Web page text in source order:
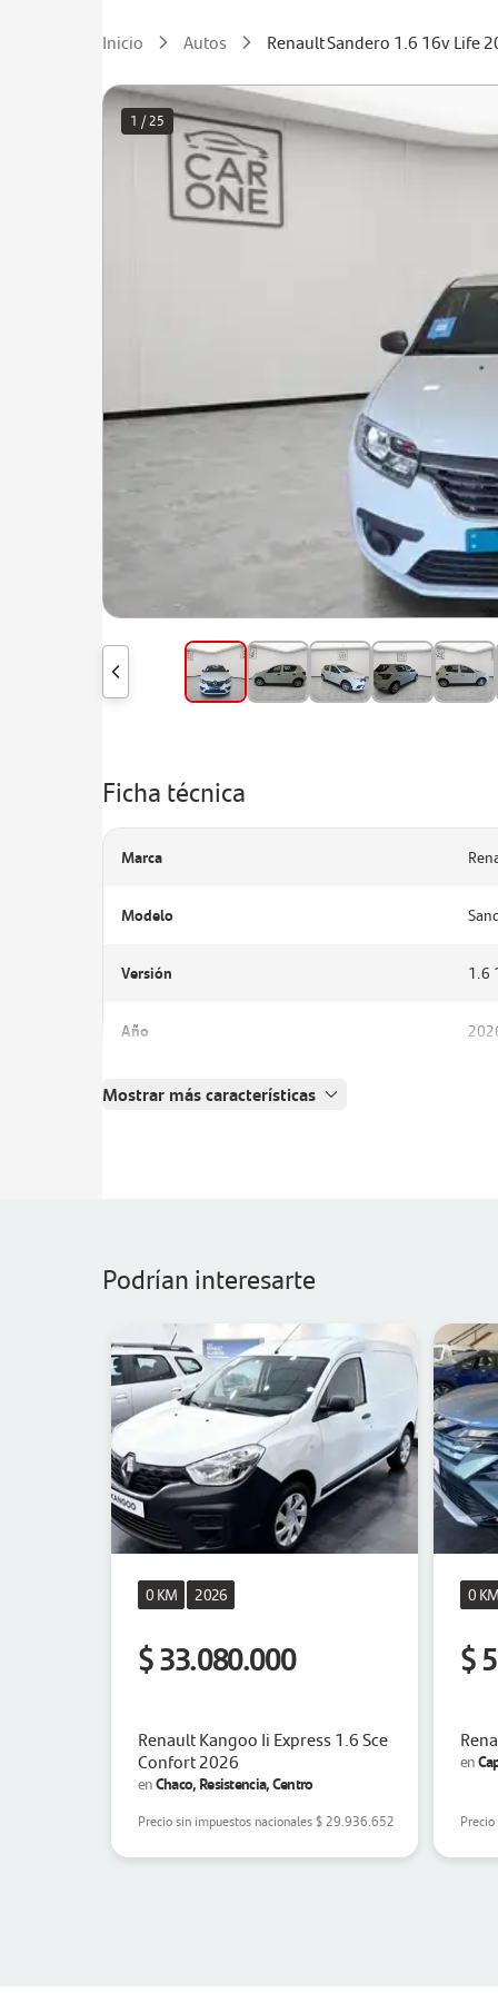
Inicio Autos Renault Sandero 1.6 16v Life
1 / 25
Ficha técnica
Marca
Modelo
Versión 1.6
Año
Mostrar más características
Podrían interesarte
0 KM 2026
$ 33.080.000
Renault Kangoo Ii Express 1.6 Sce
Confort 2026
enChaco, Resistencia, Centro
Precio sin impuestos nacionales$ 29.936.652
0
$
en